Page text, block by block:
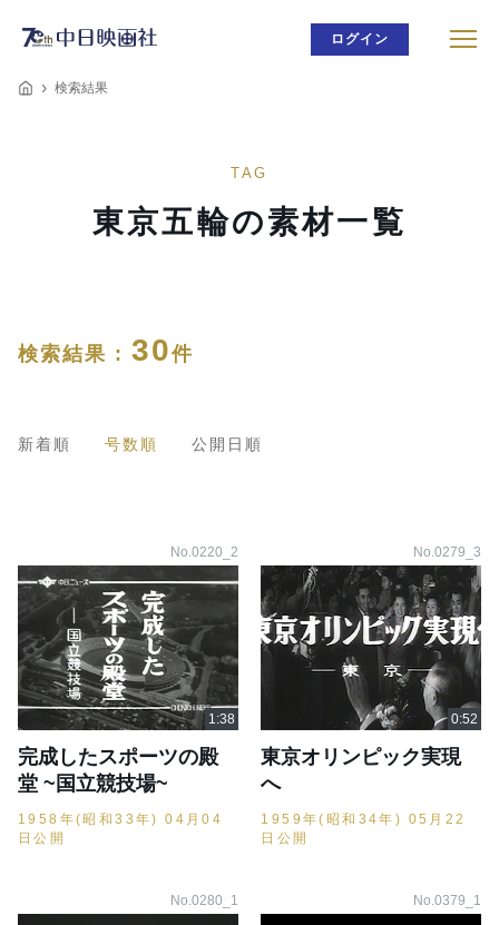
ログイン
検索結果
TAG
東京五輪の素材一覧
検索結果 : 30件
新着順 号数順 公開日順
No.0220_2
完成したスポーツの殿
堂 ~国立競技場~
1958年(昭和33年) 04月04
日公開
No.0279_3
東京オリンピック実現
へ
1959年(昭和34年) 05月22
日公開
No.0280_1 No.0379_1